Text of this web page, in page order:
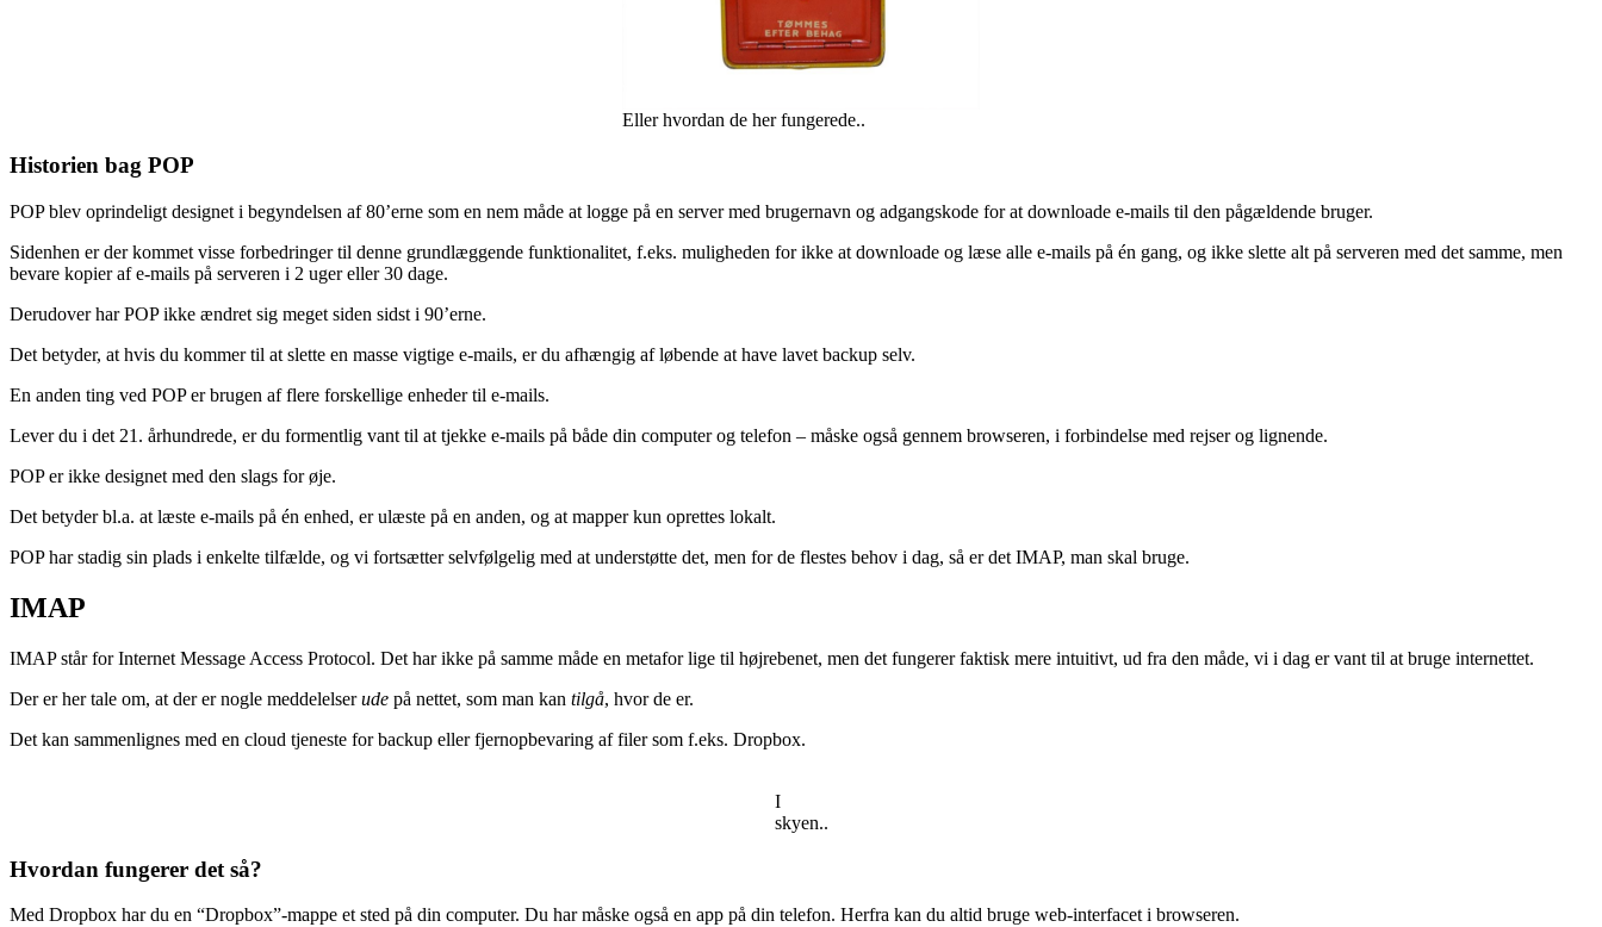
Eller hvordan de her fungerede..
Historien bag POP
POP blev oprindeligt designet i begyndelsen af 80’erne som en nem måde at logge på en server med brugernavn og adgangskode for at downloade e-mails til den pågældende bruger.
Sidenhen er der kommet visse forbedringer til denne grundlæggende funktionalitet, f.eks. muligheden for ikke at downloade og læse alle e-mails på én gang, og ikke slette alt på serveren med det samme, men
bevare kopier af e-mails på serveren i 2 uger eller 30 dage.
Derudover har POP ikke ændret sig meget siden sidst i 90’erne.
Det betyder, at hvis du kommer til at slette en masse vigtige e-mails, er du afhængig af løbende at have lavet backup selv.
En anden ting ved POP er brugen af flere forskellige enheder til e-mails.
Lever du i det 21. århundrede, er du formentlig vant til at tjekke e-mails på både din computer og telefon – måske også gennem browseren, i forbindelse med rejser og lignende.
POP er ikke designet med den slags for øje.
Det betyder bl.a. at læste e-mails på én enhed, er ulæste på en anden, og at mapper kun oprettes lokalt.
POP har stadig sin plads i enkelte tilfælde, og vi fortsætter selvfølgelig med at understøtte det, men for de flestes behov i dag, så er det IMAP, man skal bruge.
IMAP
IMAP står for Internet Message Access Protocol. Det har ikke på samme måde en metafor lige til højrebenet, men det fungerer faktisk mere intuitivt, ud fra den måde, vi i dag er vant til at bruge internettet.
Der er her tale om, at der er nogle meddelelserude på nettet, som man kan tilgå, hvor de er.
Det kan sammenlignes med en cloud tjeneste for backup eller fjernopbevaring af filer som f.eks. Dropbox.
I
skyen..
Hvordan fungerer det så?
Med Dropbox har du en “Dropbox”-mappe et sted på din computer. Du har måske også en app på din telefon. Herfra kan du altid bruge web-interfacet i browseren.